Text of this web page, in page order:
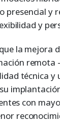
presencial y
y
la mejora
remota
técnica
con